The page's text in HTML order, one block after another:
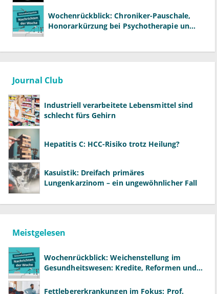
Wochenrückblick: Chroniker-Pauschale,
Honorarkürzung bei Psychotherapie und
Journal Club
Industriell verarbeitete Lebensmittel sind
schlecht fürs Gehirn
Hepatitis C: HCC-Risiko trotz Heilung?
Kasuistik: Dreifach primäres
Lungenkarzinom – ein ungewöhnlicher Fall
Meistgelesen
Wochenrückblick: Weichenstellung im
Gesundheitswesen: Kredite, Reformen und
Fettlebererkrankungen im Fokus: Prof.